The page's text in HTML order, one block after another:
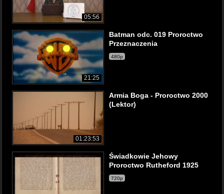
05:56
21:25
Batman odc. 019 Proroctwo
Przeznaczenia
480p
01:23:53
Armia Boga - Proroctwo 2000
(Lektor)
Świadkowie Jehowy
Proroctwo Rutheford 1925
720p